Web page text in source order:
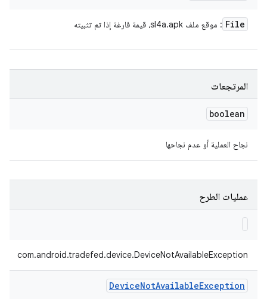
File : موقع ملف sl4a.apk، قيمة فارغة إذا تم تثبيته
المرتجعات
boolean
نجاح العملية أو عدم نجاحها
عمليات الطرح
com.android.tradefed.device.DeviceNotAvailableException
DeviceNotAvailableException